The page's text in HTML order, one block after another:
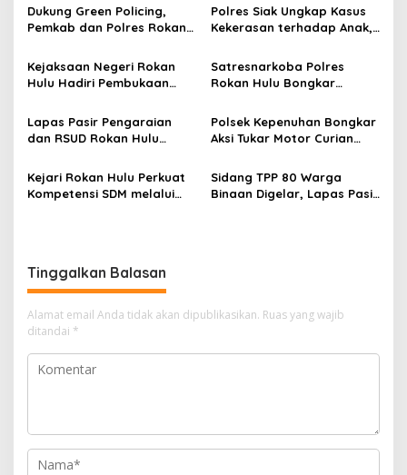
Dukung Green Policing,
Pemkab dan Polres Rokan
Lingkungan Hidup
Polres Siak Ungkap Kasus
Kekerasan terhadap Anak,
Kejaksaan Negeri Rokan
Hulu Hadiri Pembukaan
Tingkat Kabupaten Rokan
Hulu 2026
Satresnarkoba Polres
Rokan Hulu Bongkar
Pelaku Ditangkap di
Perkebunan Sawit
Lapas Pasir Pengaraian
dan RSUD Rokan Hulu
Darah untuk Kemanusiaan
Polsek Kepenuhan Bongkar
Aksi Tukar Motor Curian
Diamankan
Kejari Rokan Hulu Perkuat
Kompetensi SDM melalui
Sidang TPP 80 Warga
Binaan Digelar, Lapas Pasir
Tinggalkan Balasan
Alamat email Anda tidak akan dipublikasikan. Ruas yang wajib
ditandai *